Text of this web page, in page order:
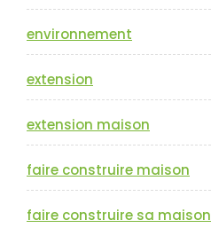
environnement
extension
extension maison
faire construire maison
faire construire sa maison